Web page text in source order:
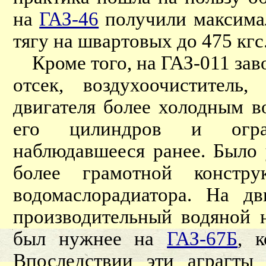
на ГАЗ-46 получили
тягу на швартовых до 475
Кроме того, на ГАЗ-011
отсек,
двигателя более холодным
его цилиндров и
наблюдавшееся ранее. Было
более грамотной
водомаслорадиатора. На
производительный водяной
был нужнее на ГАЗ-67Б,
Впоследствии эти